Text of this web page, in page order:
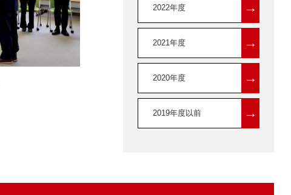
2022年度 →
2021年度 →
2020年度 →
2019年度以前 →